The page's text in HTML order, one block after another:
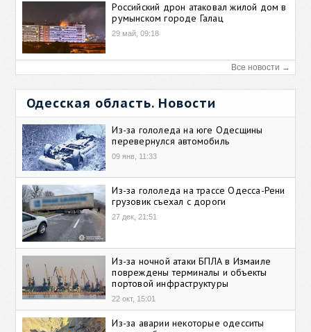
Российский дрон атаковал жилой дом в
румынском городе Галац
29 май, 09:18
Все новости →
Одесская область. Новости
Из-за гололеда на юге Одесщины
перевернулся автомобиль
09 янв, 11:33
Из-за гололеда на трассе Одесса-Рени
грузовик съехал с дороги
27 дек, 21:51
Из-за ночной атаки БПЛА в Измаиле
повреждены терминалы и объекты
портовой инфраструктуры
22 окт, 15:01
Из-за аварии некоторые одесситы